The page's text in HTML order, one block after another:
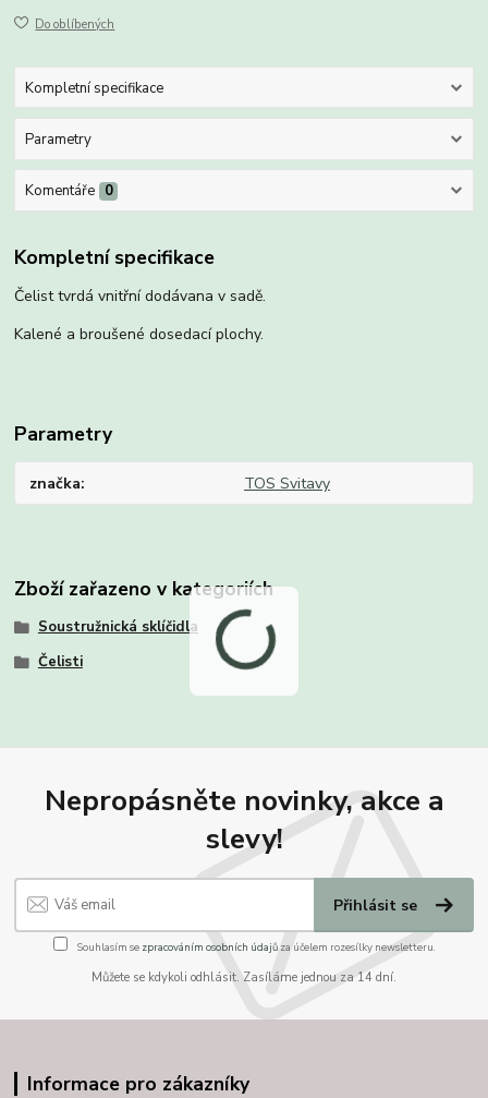
Do oblíbených
Kompletní specifikace
Parametry
Komentáře 0
Kompletní specifikace
Čelist tvrdá vnitřní dodávana v sadě.
Kalené a broušené dosedací plochy.
Parametry
značka TOS Svitavy
Zboží zařazeno v kategoriích
Soustružnická sklíčidla
Čelisti
Nepropásněte novinky, akce a
slevy!
Přihlásit se
Souhlasím se zpracováním osobních údajůza účelem rozesílky newsletteru.
Můžete se kdykoli odhlásit. Zasíláme jednou za 14 dní.
Informace pro zákazníky